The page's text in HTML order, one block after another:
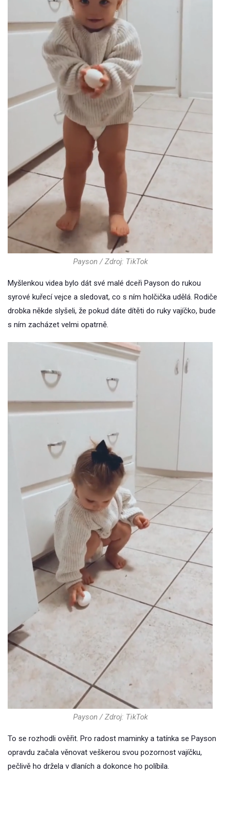
Payson / Zdroj: TikTok
Myšlenkou videa bylo dát své malé dceři Payson do rukou
syrové kuřecí vejce a sledovat, co s ním holčička udělá. Rodiče
drobka někde slyšeli, že pokud dáte dítěti do ruky vajíčko, bude
s ním zacházet velmi opatrně.
Payson / Zdroj: TikTok
To se rozhodli ověřit. Pro radost maminky a tatínka se Payson
opravdu začala věnovat veškerou svou pozornost vajíčku,
pečlivě ho držela v dlaních a dokonce ho políbila.